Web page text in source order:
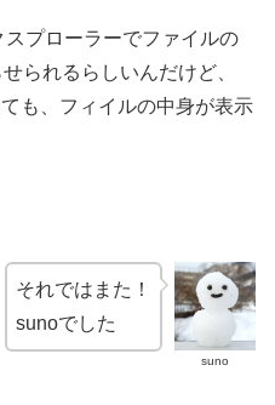
プローラーでファイルの
られるらしいんだけど、
も、フィイルの中身が表示
suno
それではまた！
sunoでした